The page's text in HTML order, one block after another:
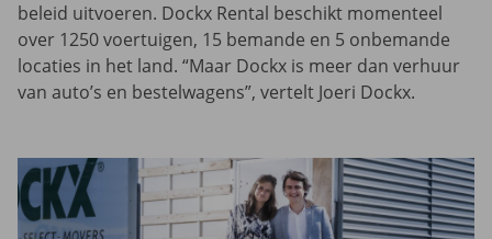
beleid uitvoeren. Dockx Rental beschikt momenteel
over 1250 voertuigen, 15 bemande en 5 onbemande
locaties in het land. “Maar Dockx is meer dan verhuur
van auto’s en bestelwagens”, vertelt Joeri Dockx.